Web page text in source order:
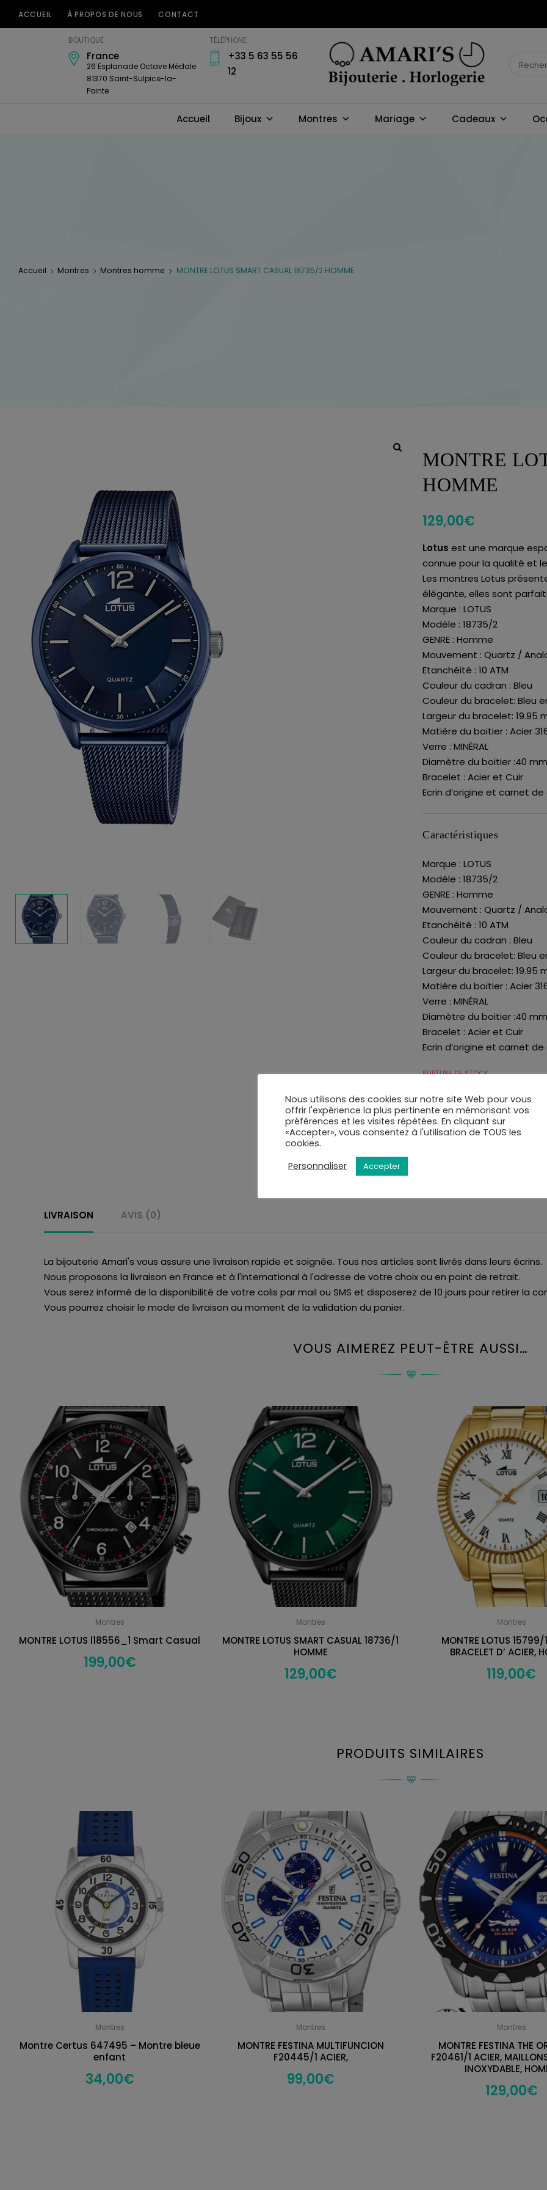
ACCUEIL À PROPOS DE NOUS CONTACT
BOUTIQUE
France
26 Esplanade Octave Médale
81370 Saint-Sulpice-la-
Pointe
TÉLÉPHONE
+33 5 63 55 56
12
BIJOUTERIE
Accueil Bijoux Montres Mariage Cadeaux
Accueil Montres Montres homme MONTRE LOTUS SMART CASUAL 18735/2 HOMME
MONTRE
HOMME
129,00€
Lotus est une marque
connue pour la qualité et
Les montres Lotus
élégante, elles sont
Marque : LOTUS
Modèle : 18735/2
GENRE : Homme
Mouvement : Quartz /
Etanchéité : 10 ATM
Couleur du cadran : Bleu
Couleur du bracelet: Bleu
Largeur du bracelet: 19.95
Matière du boitier : Acier
Verre : MINÉRAL
Diamètre du boitier :40 mm
Bracelet : Acier et Cuir
Ecrin d’origine et carnet
Caractéristiques
Marque : LOTUS
Modèle : 18735/2
GENRE : Homme
Mouvement : Quartz /
Etanchéité : 10 ATM
Couleur du cadran : Bleu
Couleur du bracelet: Bleu
Largeur du bracelet: 19.95
Matière du boitier : Acier
Verre : MINÉRAL
Diamètre du boitier :40 mm
Bracelet : Acier et Cuir
Ecrin d’origine et carnet
RUPTURE DE STOCK
Ajouter à ma liste de
UGS :18735/2
CATÉGORIES :MONTRES ,
LIVRAISON AVIS (0)
La bijouterie Amari's vous assure une livraison rapide et soignée. Tous nos articles sont livrés dans leurs écrins.
Nous proposons la livraison en France et à l'international à l'adresse de votre choix ou en point de retrait.
Vous serez informé de la disponibilité de votre colis par mail ou SMS et disposerez de 10 jours pour retirer la
Vous pourrez choisir le mode de livraison au moment de la validation du panier.
VOUS AIMEREZ PEUT-ÊTRE AUSSI…
Montres
MONTRE LOTUS l18556_1 Smart Casual
199,00€
Montres
MONTRE LOTUS SMART CASUAL 18736/1
HOMME
129,00€
Montres
MONTRE LOTUS 15799/
BRACELET D’ ACIER,
119,00€
PRODUITS SIMILAIRES
Montres
Montre Certus 647495 – Montre bleue
enfant
34,00€
Montres
MONTRE FESTINA MULTIFUNCION
F20445/1 ACIER,
99,00€
Montres
MONTRE FESTINA THE
F20461/1 ACIER,
INOXYDABLE,
129,00€
Nous utilisons des cookies sur notre site Web pour vous
offrir l'expérience la plus pertinente en mémorisant vos
préférences et les visites répétées. En cliquant sur
«Accepter», vous consentez à l'utilisation de TOUS les
cookies.
Personnaliser
Accepter